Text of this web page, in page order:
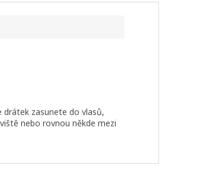
zasunete do vlasů,
nebo rovnou někde mezi